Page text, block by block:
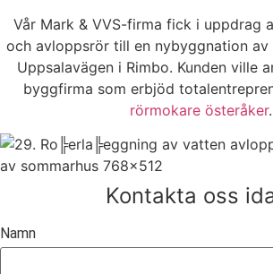
Vår Mark & VVS-firma fick i uppdrag
och avloppsrör till en nybyggnation av
Uppsalavägen i Rimbo. Kunden ville
byggfirma som erbjöd
rörmokare österåker.
Kontakta oss
Namn